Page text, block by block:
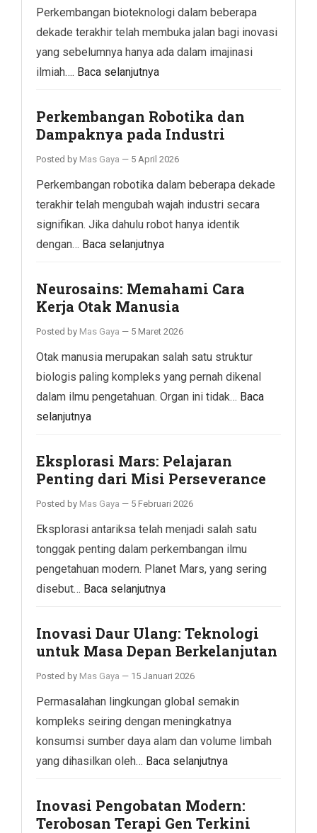
Perkembangan bioteknologi dalam beberapa
dekade terakhir telah membuka jalan bagi inovasi
yang sebelumnya hanya ada dalam imajinasi
ilmiah…. Baca selanjutnya
Perkembangan Robotika dan
Dampaknya pada Industri
Posted by Mas Gaya — 5 April 2026
Perkembangan robotika dalam beberapa dekade
terakhir telah mengubah wajah industri secara
signifikan. Jika dahulu robot hanya identik
dengan… Baca selanjutnya
Neurosains: Memahami Cara
Kerja Otak Manusia
Posted by Mas Gaya — 5 Maret 2026
Otak manusia merupakan salah satu struktur
biologis paling kompleks yang pernah dikenal
dalam ilmu pengetahuan. Organ ini tidak… Baca
selanjutnya
Eksplorasi Mars: Pelajaran
Penting dari Misi Perseverance
Posted by Mas Gaya — 5 Februari 2026
Eksplorasi antariksa telah menjadi salah satu
tonggak penting dalam perkembangan ilmu
pengetahuan modern. Planet Mars, yang sering
disebut… Baca selanjutnya
Inovasi Daur Ulang: Teknologi
untuk Masa Depan Berkelanjutan
Posted by Mas Gaya — 15 Januari 2026
Permasalahan lingkungan global semakin
kompleks seiring dengan meningkatnya
konsumsi sumber daya alam dan volume limbah
yang dihasilkan oleh… Baca selanjutnya
Inovasi Pengobatan Modern:
Terobosan Terapi Gen Terkini